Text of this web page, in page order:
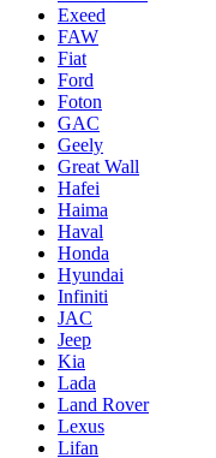
Exeed
FAW
Fiat
Ford
Foton
GAC
Geely
Great Wall
Hafei
Haima
Haval
Honda
Hyundai
Infiniti
JAC
Jeep
Kia
Lada
Land Rover
Lexus
Lifan